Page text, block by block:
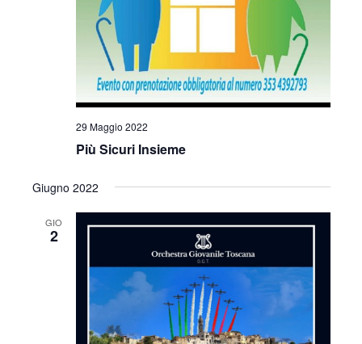
29 Maggio 2022
Più Sicuri Insieme
Giugno 2022
GIO
2